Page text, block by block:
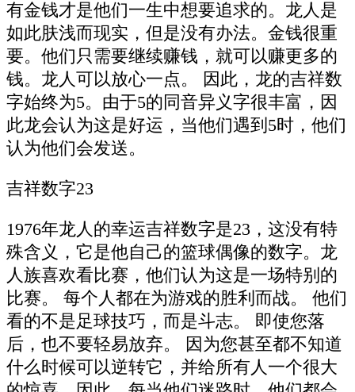
有金钱才是他们一生中想要追求的。龙人是
如此肤浅而现实，但是没有办法。金钱很重
要。他们只需要继续赚钱，就可以赚更多的
钱。龙人可以放心一点。 因此，龙的吉祥数
字始终为5。由于5的同音异义字很丰富，因
此龙会认为这是好运，当他们遇到5时，他们
认为他们会发送。
吉祥数字23
1976年龙人的幸运吉祥数字是23，这没有特
殊含义，它是他自己的篮球偶像的数字。龙
人族喜欢看比赛，他们认为这是一场特别的
比赛。 每个人都在为游戏的胜利而战。 他们
看的不是足球技巧，而是斗志。 即使您落
后，也不要轻易放弃。 因为您甚至都不知道
什么时候可以逆转它，并给所有人一个很大